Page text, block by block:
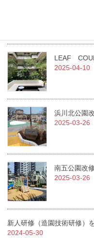
LEAF
2025-04-10
浜川北公園
2025-03-26
南五公園改
2025-03-26
新人研修（造園技術研修）
2024-05-30